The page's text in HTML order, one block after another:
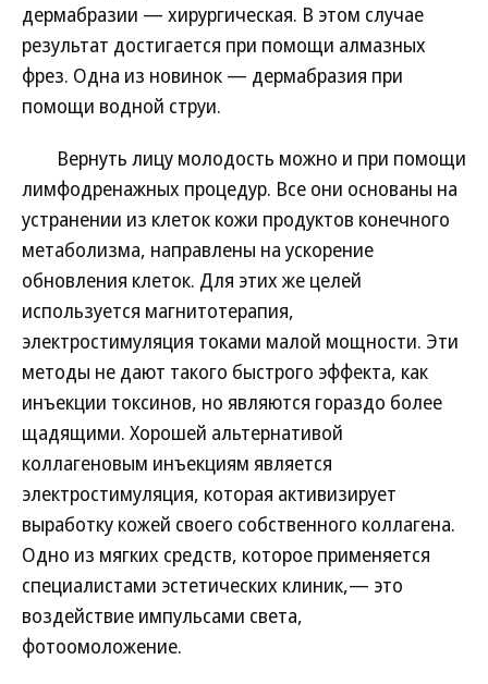
дермабразии — хирургическая. В этом случае
результат достигается при помощи алмазных
фрез. Одна из новинок — дермабразия при
помощи водной струи.
Вернуть лицу молодость можно и при помощи
лимфодренажных процедур. Все они основаны на
устранении из клеток кожи продуктов конечного
метаболизма, направлены на ускорение
обновления клеток. Для этих же целей
используется магнитотерапия,
электростимуляция токами малой мощности. Эти
методы не дают такого быстрого эффекта, как
инъекции токсинов, но являются гораздо более
щадящими. Хорошей альтернативой
коллагеновым инъекциям является
электростимуляция, которая активизирует
выработку кожей своего собственного коллагена.
Одно из мягких средств, которое применяется
специалистами эстетических клиник,— это
воздействие импульсами света,
фотоомоложение.